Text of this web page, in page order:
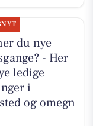
du nye
- Her
ledige
i
og omegn